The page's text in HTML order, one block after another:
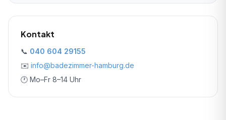
Kontakt
📞 040 604 29155
✉️ info@badezimmer-hamburg.de
🕐 Mo–Fr 8–14 Uhr